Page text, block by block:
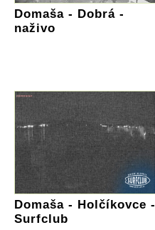
Domaša - Dobrá -
naživo
Domaša - Holčíkovce -
Surfclub